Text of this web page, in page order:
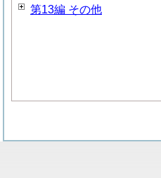
第13編 その他